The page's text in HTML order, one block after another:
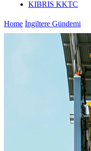
KIBRIS KKTC
Home İngiltere Gündemi